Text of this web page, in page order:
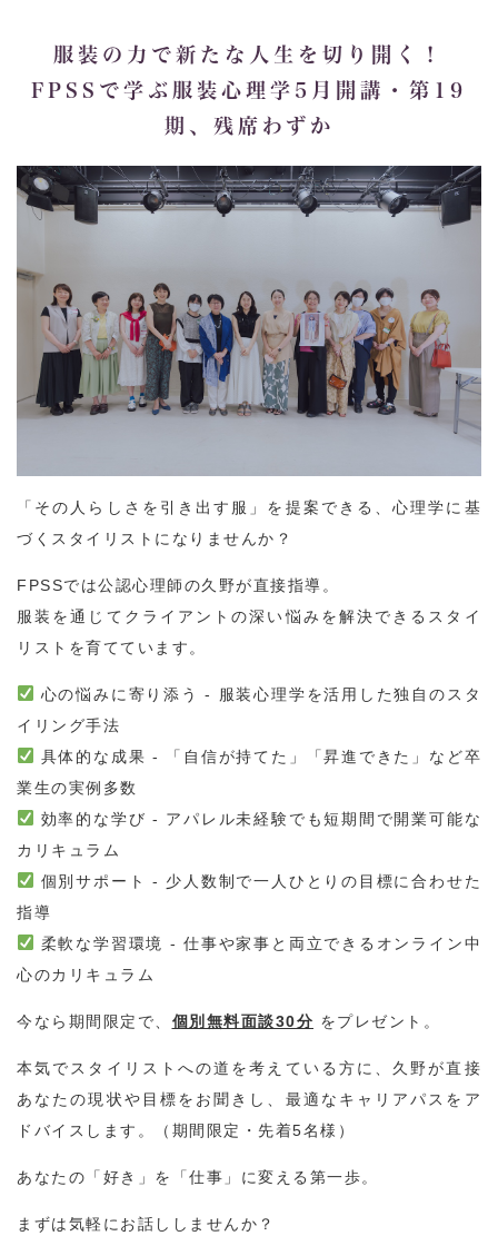
服装の力で新たな人生を切り開く！
FPSSで学ぶ服装心理学5月開講・第19
期、残席わずか
「その人らしさを引き出す服」を提案できる、心理学に基
づくスタイリストになりませんか？
FPSSでは公認心理師の久野が直接指導。
服装を通じてクライアントの深い悩みを解決できるスタイ
リストを育てています。
心の悩みに寄り添う - 服装心理学を活用した独自のスタ
イリング手法
具体的な成果 - 「自信が持てた」「昇進できた」など卒
業生の実例多数
効率的な学び - アパレル未経験でも短期間で開業可能な
カリキュラム
個別サポート - 少人数制で一人ひとりの目標に合わせた
指導
柔軟な学習環境 - 仕事や家事と両立できるオンライン中
心のカリキュラム
今なら期間限定で、 個別無料面談30分 をプレゼント。
本気でスタイリストへの道を考えている方に、久野が直接
あなたの現状や目標をお聞きし、最適なキャリアパスをア
ドバイスします。（期間限定・先着5名様）
あなたの「好き」を「仕事」に変える第一歩。
まずは気軽にお話ししませんか？